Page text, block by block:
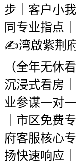
步｜客户小
同专业指点
✍湾啟紫荆
（全年无休
沉浸式看房
业参谋一对
｜市区免费
府客服核心
扬快速响应